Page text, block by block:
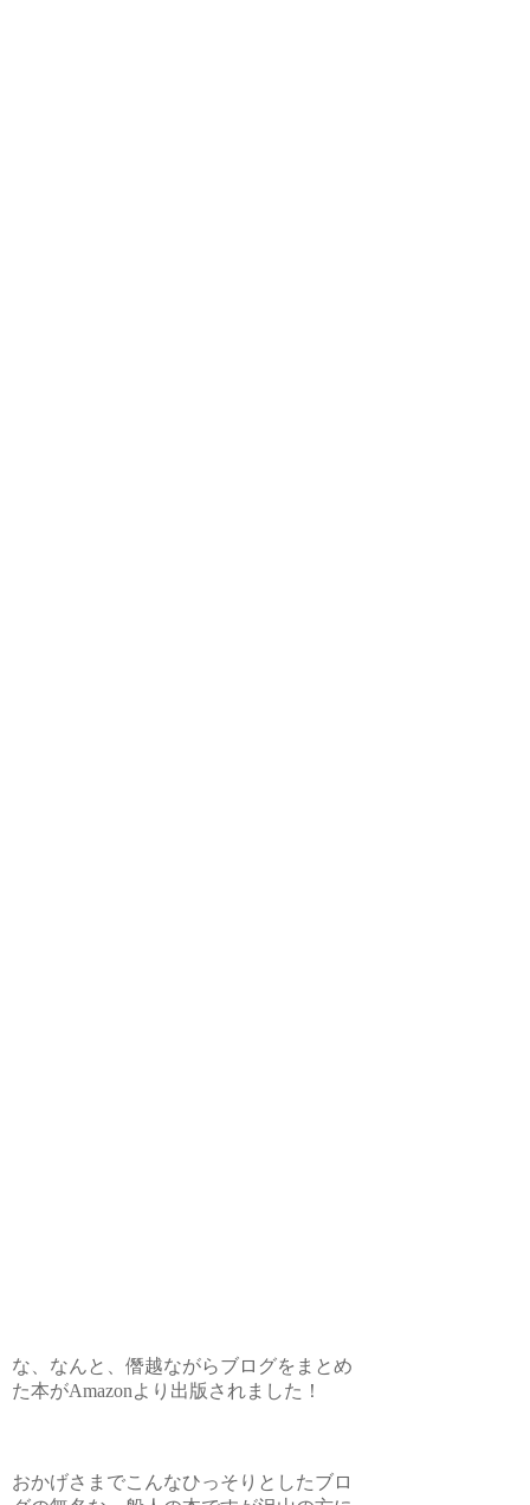
な、なんと、僭越ながらブログをまとめ
た本がAmazonより出版されました！
おかげさまでこんなひっそりとしたブロ